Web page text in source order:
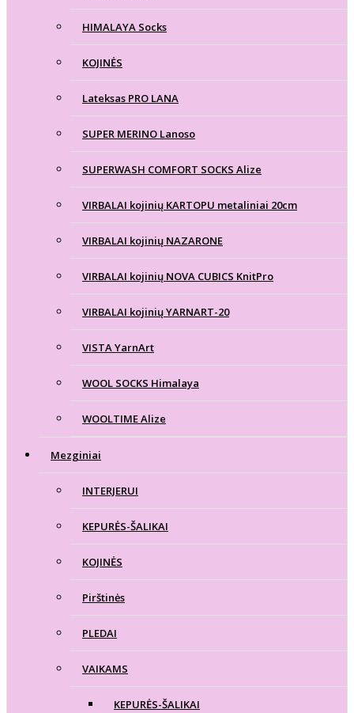
HIMALAYA Socks
KOJINĖS
Lateksas PRO LANA
SUPER MERINO Lanoso
SUPERWASH COMFORT SOCKS Alize
VIRBALAI kojinių KARTOPU metaliniai 20cm
VIRBALAI kojinių NAZARONE
VIRBALAI kojinių NOVA CUBICS KnitPro
VIRBALAI kojinių YARNART-20
VISTA YarnArt
WOOL SOCKS Himalaya
WOOLTIME Alize
Mezginiai
INTERJERUI
KEPURĖS-ŠALIKAI
KOJINĖS
Pirštinės
PLEDAI
VAIKAMS
KEPURĖS-ŠALIKAI